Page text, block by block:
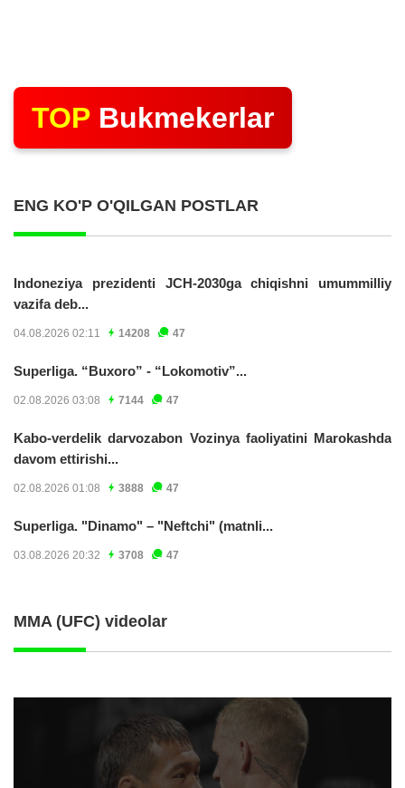
TOP Bukmekerlar
ENG KO'P O'QILGAN POSTLAR
Indoneziya prezidenti JCH-2030ga chiqishni umummilliy
vazifa deb...
04.08.2026 02:11 14208 47
Superliga. “Buxoro” - “Lokomotiv”...
02.08.2026 03:08 7144 47
Kabo-verdelik darvozabon Vozinya faoliyatini Marokashda
davom ettirishi...
02.08.2026 01:08 3888 47
Superliga. "Dinamo" – "Neftchi" (matnli...
03.08.2026 20:32 3708 47
MMA (UFC) videolar